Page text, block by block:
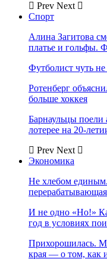
Prev Next
Спорт
Алина Загитова
платье и гольфы.
Футболист чуть
Ротенберг
больше хоккея
Барнаульцы поели
лотерее на 20-
Prev Next
Экономика
Не хлебом
И не одно «Но!»
год в условиях
Прихорошилась.
края — о том, как